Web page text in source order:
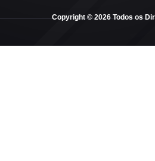
Copyright © 2026 Todos os